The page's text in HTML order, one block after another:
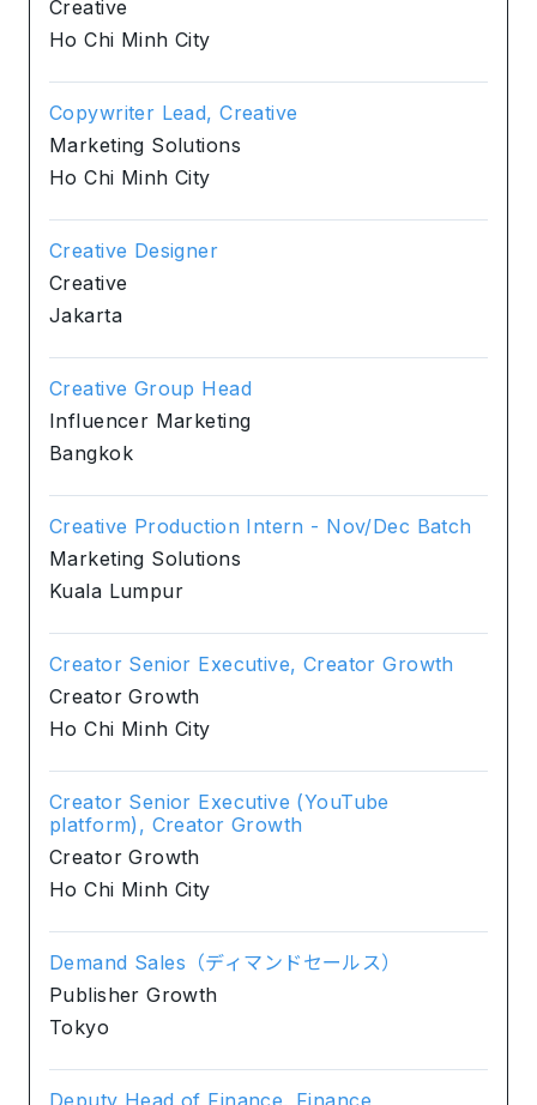
Creative
Ho Chi Minh City
Copywriter Lead, Creative
Marketing Solutions
Ho Chi Minh City
Creative Designer
Creative
Jakarta
Creative Group Head
Influencer Marketing
Bangkok
Creative Production Intern - Nov/Dec Batch
Marketing Solutions
Kuala Lumpur
Creator Senior Executive, Creator Growth
Creator Growth
Ho Chi Minh City
Creator Senior Executive (YouTube
platform), Creator Growth
Creator Growth
Ho Chi Minh City
Demand Sales（ディマンドセールス）
Publisher Growth
Tokyo
Deputy Head of Finance, Finance